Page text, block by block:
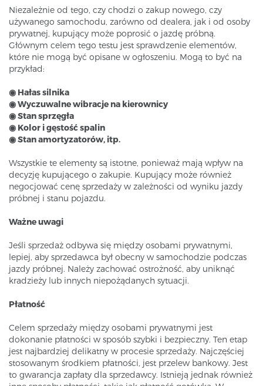
Niezależnie od tego, czy chodzi o zakup nowego, czy
używanego samochodu, zarówno od dealera, jak i od osoby
prywatnej, kupujący może poprosić o jazdę próbną.
Głównym celem tego testu jest sprawdzenie elementów,
które nie mogą być opisane w ogłoszeniu. Mogą to być na
przykład:
◉ Hałas silnika
◉ Wyczuwalne wibracje na kierownicy
◉ Stan sprzęgła
◉ Kolor i gęstość spalin
◉ Stan amortyzatorów, itp.
Wszystkie te elementy są istotne, ponieważ mają wpływ na
decyzję kupującego o zakupie. Kupujący może również
negocjować cenę sprzedaży w zależności od wyniku jazdy
próbnej i stanu pojazdu.
Ważne uwagi
Jeśli sprzedaż odbywa się między osobami prywatnymi,
lepiej, aby sprzedawca był obecny w samochodzie podczas
jazdy próbnej. Należy zachować ostrożność, aby uniknąć
kradzieży lub innych niepożądanych sytuacji.
Płatność
Celem sprzedaży między osobami prywatnymi jest
dokonanie płatności w sposób szybki i bezpieczny. Ten etap
jest najbardziej delikatny w procesie sprzedaży. Najczęściej
stosowanym środkiem płatności, jest przelew bankowy. Jest
to gwarancja zapłaty dla sprzedawcy. Istnieją jednak również